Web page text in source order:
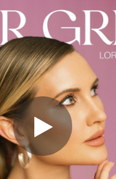
all set!
Amar es Mi Religión
Amar
Cálmate (Audio
Eres
un Diamante (Audio